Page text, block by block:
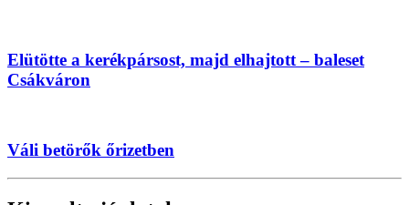
Elütötte a kerékpársost, majd elhajtott – baleset
Csákváron
Váli betörők őrizetben